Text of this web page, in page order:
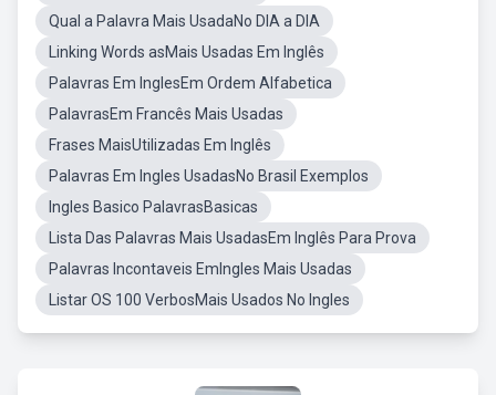
Qual a Palavra Mais UsadaNo DIA a DIA
Linking Words asMais Usadas Em Inglês
Palavras Em InglesEm Ordem Alfabetica
PalavrasEm Francês Mais Usadas
Frases MaisUtilizadas Em Inglês
Palavras Em Ingles UsadasNo Brasil Exemplos
Ingles Basico PalavrasBasicas
Lista Das Palavras Mais UsadasEm Inglês Para Prova
Palavras Incontaveis EmIngles Mais Usadas
Listar OS 100 VerbosMais Usados No Ingles